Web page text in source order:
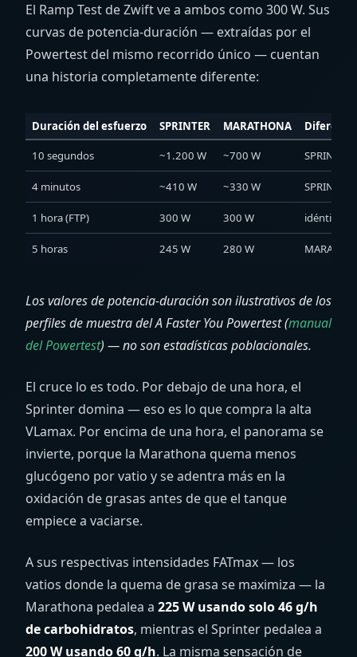
El Ramp Test de Zwift ve a ambos como 300 W. Sus
curvas de potencia-duración — extraídas por el
Powertest del mismo recorrido único — cuentan
una historia completamente diferente:
Duración del esfuerzo SPRINTER MARATHONA
10 segundos ~1.200 W ~700 W SPRINTER
4 minutos ~410 W ~330 W SPRINTER
1 hora (FTP) 300 W 300 W idénticos
5 horas 245 W 280 W
Los valores de potencia-duración son ilustrativos de los
perfiles de muestra del A Faster You Powertest (manual
del Powertest) — no son estadísticas poblacionales.
El cruce lo es todo. Por debajo de una hora, el
Sprinter domina — eso es lo que compra la alta
VLamax. Por encima de una hora, el panorama se
invierte, porque la Marathona quema menos
glucógeno por vatio y se adentra más en la
oxidación de grasas antes de que el tanque
empiece a vaciarse.
A sus respectivas intensidades FATmax — los
vatios donde la quema de grasa se maximiza — la
Marathona pedalea a 225 W usando solo 46 g/h
de carbohidratos, mientras el Sprinter pedalea a
200 W usando 60 g/h. La misma sensación de